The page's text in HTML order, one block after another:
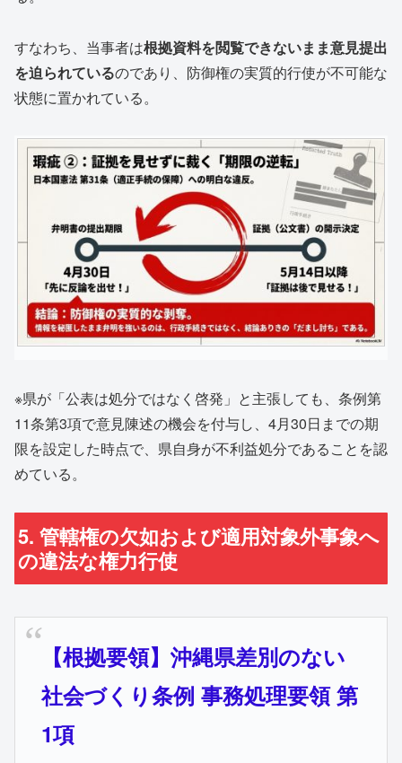
すなわち、当事者は根拠資料を閲覧できないまま意見提出
を迫られているのであり、防御権の実質的行使が不可能な
状態に置かれている。
※県が「公表は処分ではなく啓発」と主張しても、条例第
11条第3項で意見陳述の機会を付与し、4月30日までの期
限を設定した時点で、県自身が不利益処分であることを認
めている。
5. 管轄権の欠如および適用対象外事象へ
の違法な権力行使
【根拠要領】沖縄県差別のない
社会づくり条例 事務処理要領 第
1項